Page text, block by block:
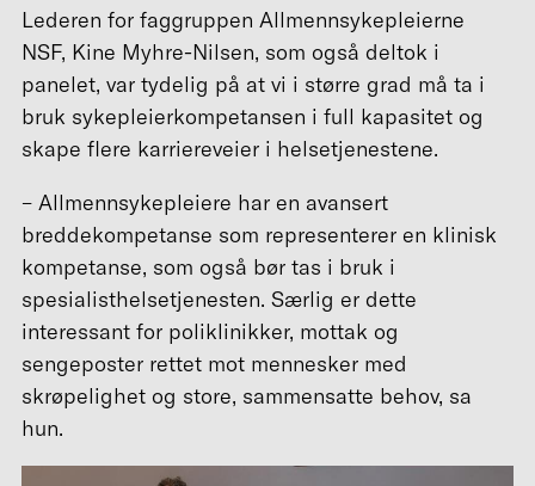
Lederen for faggruppen Allmennsykepleierne
NSF, Kine Myhre-Nilsen, som også deltok i
panelet, var tydelig på at vi i større grad må ta i
bruk sykepleierkompetansen i full kapasitet og
skape flere karriereveier i helsetjenestene.
– Allmennsykepleiere har en avansert
breddekompetanse som representerer en klinisk
kompetanse, som også bør tas i bruk i
spesialisthelsetjenesten. Særlig er dette
interessant for poliklinikker, mottak og
sengeposter rettet mot mennesker med
skrøpelighet og store, sammensatte behov, sa
hun.